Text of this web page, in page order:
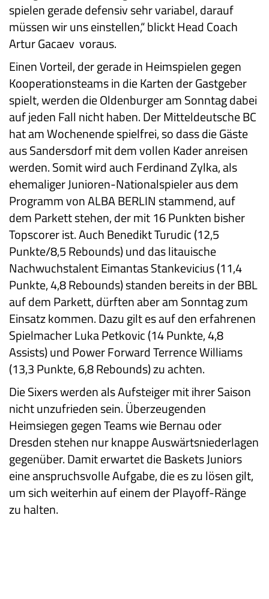
spielen gerade defensiv sehr variabel, darauf
müssen wir uns einstellen,“ blickt Head Coach
Artur Gacaev voraus.
Einen Vorteil, der gerade in Heimspielen gegen
Kooperationsteams in die Karten der Gastgeber
spielt, werden die Oldenburger am Sonntag dabei
auf jeden Fall nicht haben. Der Mitteldeutsche BC
hat am Wochenende spielfrei, so dass die Gäste
aus Sandersdorf mit dem vollen Kader anreisen
werden. Somit wird auch Ferdinand Zylka, als
ehemaliger Junioren-Nationalspieler aus dem
Programm von ALBA BERLIN stammend, auf
dem Parkett stehen, der mit 16 Punkten bisher
Topscorer ist. Auch Benedikt Turudic (12,5
Punkte/8,5 Rebounds) und das litauische
Nachwuchstalent Eimantas Stankevicius (11,4
Punkte, 4,8 Rebounds) standen bereits in der BBL
auf dem Parkett, dürften aber am Sonntag zum
Einsatz kommen. Dazu gilt es auf den erfahrenen
Spielmacher Luka Petkovic (14 Punkte, 4,8
Assists) und Power Forward Terrence Williams
(13,3 Punkte, 6,8 Rebounds) zu achten.
Die Sixers werden als Aufsteiger mit ihrer Saison
nicht unzufrieden sein. Überzeugenden
Heimsiegen gegen Teams wie Bernau oder
Dresden stehen nur knappe Auswärtsniederlagen
gegenüber. Damit erwartet die Baskets Juniors
eine anspruchsvolle Aufgabe, die es zu lösen gilt,
um sich weiterhin auf einem der Playoff-Ränge
zu halten.